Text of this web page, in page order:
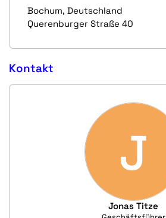
Bochum, Deutschland
Querenburger Straße 40
Kontakt
J
Jonas Titze